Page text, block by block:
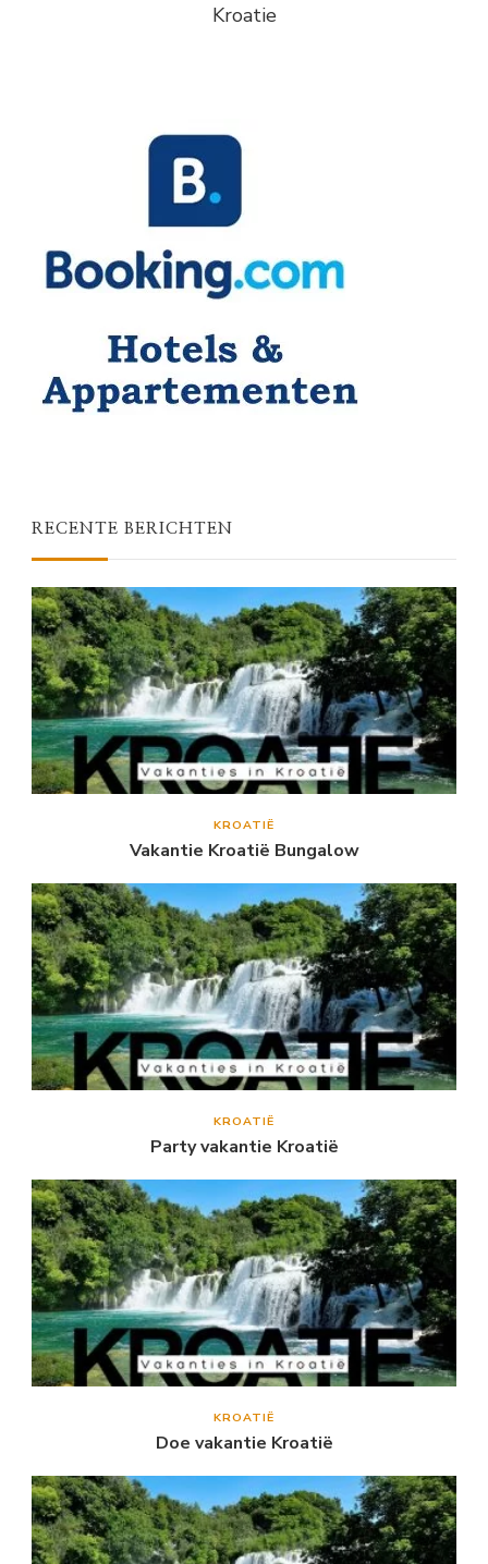
Kroatie
RECENTE BERICHTEN
KROATIË
Vakantie Kroatië Bungalow
KROATIË
Party vakantie Kroatië
KROATIË
Doe vakantie Kroatië